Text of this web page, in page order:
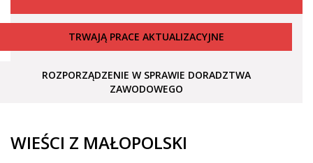
TRWAJĄ PRACE AKTUALIZACYJNE
ROZPORZĄDZENIE W SPRAWIE DORADZTWA
ZAWODOWEGO
WIEŚCI Z MAŁOPOLSKI